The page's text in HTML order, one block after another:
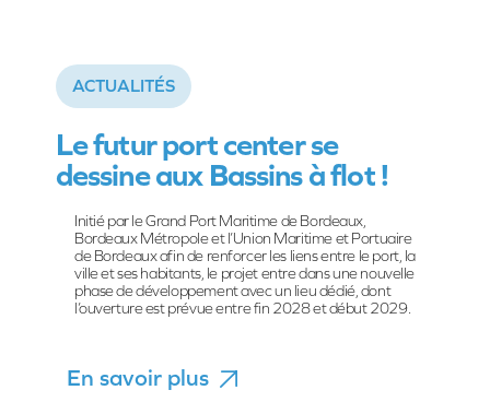
ACTUALITÉS
Le futur port center se
dessine aux Bassins à flot !
Initié par le Grand Port Maritime de Bordeaux,
Bordeaux Métropole et l’Union Maritime et Portuaire
de Bordeaux afin de renforcer les liens entre le port, la
ville et ses habitants, le projet entre dans une nouvelle
phase de développement avec un lieu dédié, dont
l’ouverture est prévue entre fin 2028 et début 2029.
En savoir plus 